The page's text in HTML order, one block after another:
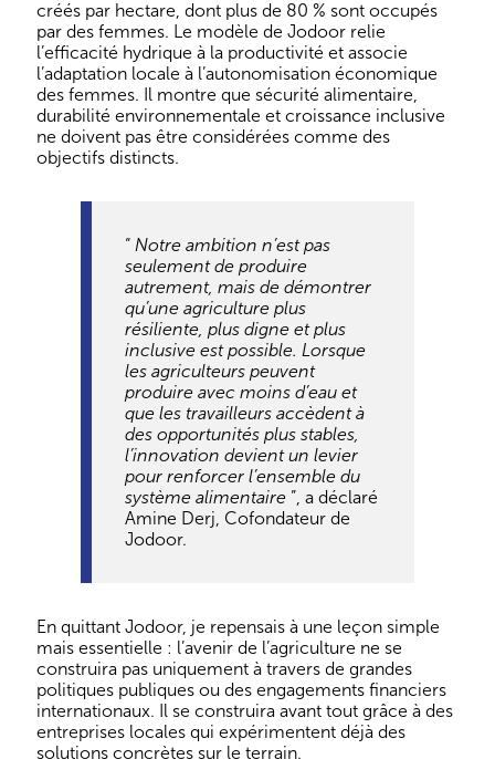
créés par hectare, dont plus de 80 % sont occupés
par des femmes. Le modèle de Jodoor relie
l’efficacité hydrique à la productivité et associe
l’adaptation locale à l’autonomisation économique
des femmes. Il montre que sécurité alimentaire,
durabilité environnementale et croissance inclusive
ne doivent pas être considérées comme des
objectifs distincts.
“ Notre ambition n’est pas
seulement de produire
autrement, mais de démontrer
qu’une agriculture plus
résiliente, plus digne et plus
inclusive est possible. Lorsque
les agriculteurs peuvent
produire avec moins d’eau et
que les travailleurs accèdent à
des opportunités plus stables,
l’innovation devient un levier
pour renforcer l’ensemble du
système alimentaire ”, a déclaré
Amine Derj, Cofondateur de
Jodoor.
En quittant Jodoor, je repensais à une leçon simple
mais essentielle : l’avenir de l’agriculture ne se
construira pas uniquement à travers de grandes
politiques publiques ou des engagements financiers
internationaux. Il se construira avant tout grâce à des
entreprises locales qui expérimentent déjà des
solutions concrètes sur le terrain.